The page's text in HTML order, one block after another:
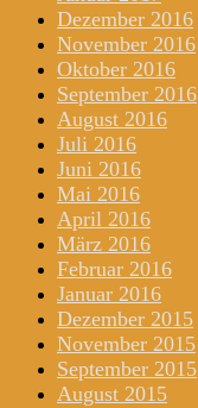
Dezember 2016
November 2016
Oktober 2016
September 2016
August 2016
Juli 2016
Juni 2016
Mai 2016
April 2016
März 2016
Februar 2016
Januar 2016
Dezember 2015
November 2015
September 2015
August 2015